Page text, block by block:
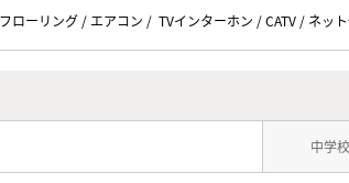
ローリング / エアコン / TVインターホン / CATV / ネッ
中学